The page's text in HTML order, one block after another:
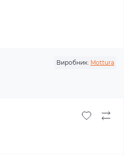
Виробник: Mottura